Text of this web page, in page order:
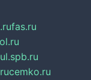
fas.ru
cemko.ru